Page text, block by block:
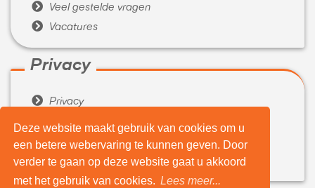
Deze website maakt gebruik van cookies om u
een betere webervaring te kunnen geven. Door
verder te gaan op deze website gaat u akkoord
met het gebruik van cookies. Lees meer...
 Veel gestelde vragen
 Vacatures
Privacy
 Privacy
Algemene voorwaarden
Over ons
 Wie zijn wij